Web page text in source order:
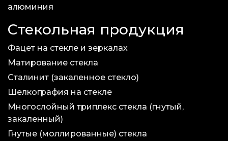
алюминия
Стекольная продукция
Фацет на стекле и зеркалах
Матирование стекла
Сталинит (закаленное стекло)
Шелкография на стекле
Многослойный триплекс стекла (гнутый,
закаленный)
Гнутые (моллированные) стекла